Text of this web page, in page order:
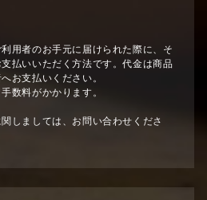
用者のお手元に届けられた際に、そ
払いいただく方法です。代金は商品
お支払いください。
数料がかかります。
しましては、お問い合わせくださ